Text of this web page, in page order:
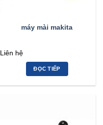
máy mài makita
Liên hệ
ĐỌC TIẾP